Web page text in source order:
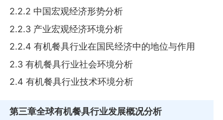
2.2.2 中国宏观经济形势分析
2.2.3 产业宏观经济环境分析
2.2.4 有机餐具行业在国民经济中的地位与作用
2.3 有机餐具行业社会环境分析
2.4 有机餐具行业技术环境分析
第三章全球有机餐具行业发展概况分析